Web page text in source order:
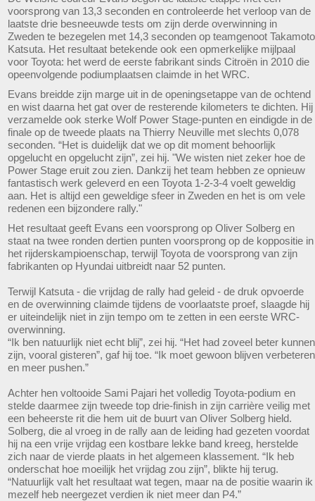
voorsprong van 13,3 seconden en controleerde het verloop van de
laatste drie besneeuwde tests om zijn derde overwinning in
Zweden te bezegelen met 14,3 seconden op teamgenoot Takamoto
Katsuta. Het resultaat betekende ook een opmerkelijke mijlpaal
voor Toyota: het werd de eerste fabrikant sinds Citroën in 2010 die
opeenvolgende podiumplaatsen claimde in het WRC.
Evans breidde zijn marge uit in de openingsetappe van de ochtend
en wist daarna het gat over de resterende kilometers te dichten. Hij
verzamelde ook sterke Wolf Power Stage-punten en eindigde in de
finale op de tweede plaats na Thierry Neuville met slechts 0,078
seconden. “Het is duidelijk dat we op dit moment behoorlijk
opgelucht en opgelucht zijn”, zei hij. "We wisten niet zeker hoe de
Power Stage eruit zou zien. Dankzij het team hebben ze opnieuw
fantastisch werk geleverd en een Toyota 1-2-3-4 voelt geweldig
aan. Het is altijd een geweldige sfeer in Zweden en het is om vele
redenen een bijzondere rally."
Het resultaat geeft Evans een voorsprong op Oliver Solberg en
staat na twee ronden dertien punten voorsprong op de koppositie in
het rijderskampioenschap, terwijl Toyota de voorsprong van zijn
fabrikanten op Hyundai uitbreidt naar 52 punten.
Terwijl Katsuta - die vrijdag de rally had geleid - de druk opvoerde
en de overwinning claimde tijdens de voorlaatste proef, slaagde hij
er uiteindelijk niet in zijn tempo om te zetten in een eerste WRC-
overwinning.
“Ik ben natuurlijk niet echt blij”, zei hij. “Het had zoveel beter kunnen
zijn, vooral gisteren”, gaf hij toe. “Ik moet gewoon blijven verbeteren
en meer pushen.”
Achter hen voltooide Sami Pajari het volledig Toyota-podium en
stelde daarmee zijn tweede top drie-finish in zijn carrière veilig met
een beheerste rit die hem uit de buurt van Oliver Solberg hield.
Solberg, die al vroeg in de rally aan de leiding had gezeten voordat
hij na een vrije vrijdag een kostbare lekke band kreeg, herstelde
zich naar de vierde plaats in het algemeen klassement. “Ik heb
onderschat hoe moeilijk het vrijdag zou zijn”, blikte hij terug.
“Natuurlijk valt het resultaat wat tegen, maar na de positie waarin ik
mezelf heb neergezet verdien ik niet meer dan P4.”